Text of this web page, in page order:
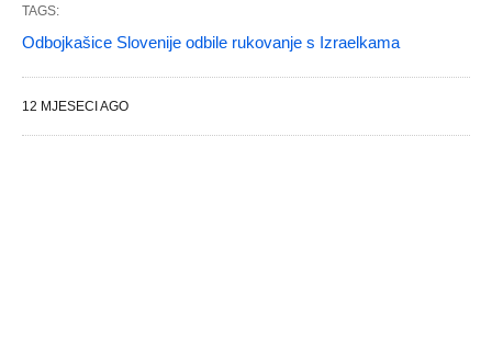
TAGS:
Odbojkašice Slovenije odbile rukovanje s Izraelkama
12 MJESECI AGO